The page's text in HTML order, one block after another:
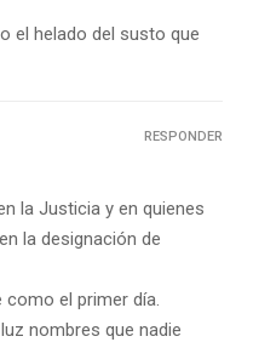
el helado del susto que
la Justicia y en quienes
la designación de
el primer día.
nombres que nadie
RESPONDER